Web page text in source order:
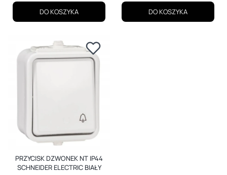
DO KOSZYKA DO KOSZYKA
PRZYCISK DZWONEK NT IP44
SCHNEIDER ELECTRIC BIAŁY